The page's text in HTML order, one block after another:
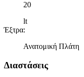
20
lt
Έξτρα:
Ανατομική Πλάτη
Διαστάσεις